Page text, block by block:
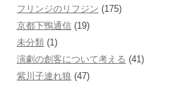
フリンジのリフジン (175)
京都下鴨通信 (19)
未分類 (1)
演劇の創客について考える (41)
紫川子連れ狼 (47)